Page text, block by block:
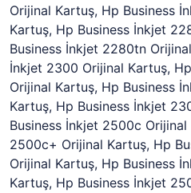
Orijinal Kartuş, Hp Business
Kartuş, Hp Business İnkjet
Business İnkjet 2280tn
İnkjet 2300 Orijinal Kartuş,
Orijinal Kartuş, Hp Business
Kartuş, Hp Business İnkjet
Business İnkjet 2500c
2500c+ Orijinal Kartuş, Hp
Orijinal Kartuş, Hp Business
Kartuş, Hp Business İnkjet